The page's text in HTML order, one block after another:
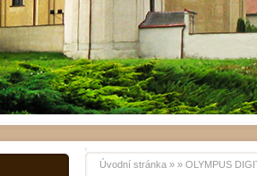
Úvodní stránka » » OLYMPUS